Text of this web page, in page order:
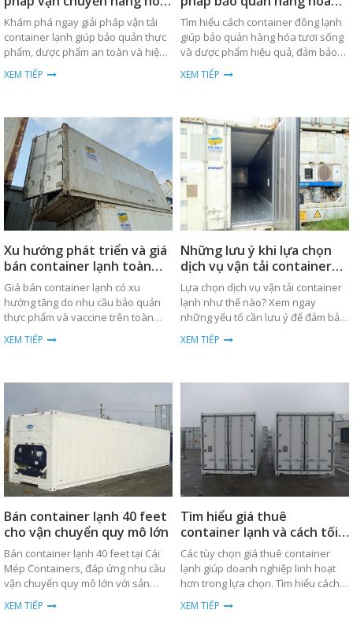
an toàn
Khám phá ngay giải pháp vận tải
container lạnh giúp bảo quản thực
phẩm, dược phẩm an toàn và hiệu
quả trong quá trình vận chuyển
toàn cầu.
XEM TIẾP
hiệu quả
Tìm hiểu cách container đông lạnh
giúp bảo quản hàng hóa tươi sống
và dược phẩm hiệu quả, đảm bảo
nhiệt độ ổn định trong suốt quá
trình vận chuyển.
XEM TIẾP
Xu hướng phát triển và giá
bán container lạnh toàn
cầu
Giá bán container lạnh có xu
hướng tăng do nhu cầu bảo quản
thực phẩm và vaccine trên toàn
cầu. Xem chi tiết về xu hướng và
phân tích giá cả.
XEM TIẾP
Những lưu ý khi lựa chọn
dịch vụ vận tải container
lạnh
Lựa chọn dịch vụ vận tải container
lạnh như thế nào? Xem ngay
những yếu tố cần lưu ý để đảm bảo
hàng hóa được bảo quản tốt nhất.
XEM TIẾP
Bán container lạnh 40 feet
cho vận chuyển quy mô lớn
Bán container lạnh 40 feet tại Cái
Mép Containers, đáp ứng nhu cầu
vận chuyển quy mô lớn với sản
phẩm chất lượng cao, bền bỉ và giá
thành cạnh tranh.
XEM TIẾP
Tìm hiểu giá thuê
container lạnh và cách tối
ưu chi phí
Các tùy chọn giá thuê container
lạnh giúp doanh nghiệp linh hoạt
hơn trong lựa chọn. Tìm hiểu cách
tối ưu chi phí ngay hôm nay.
XEM TIẾP